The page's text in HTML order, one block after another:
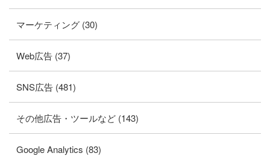
マーケティング (30)
Web広告 (37)
SNS広告 (481)
その他広告・ツールなど (143)
Google Analytics (83)